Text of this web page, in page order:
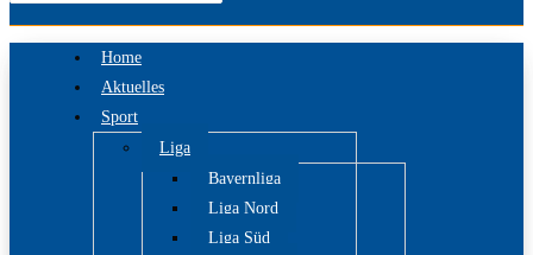
Home
Aktuelles
Sport
Liga
Bayernliga
Liga Nord
Liga Süd